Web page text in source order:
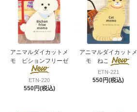
アニマルダイカットメ
モ ビションフリーゼ
ETN-220
550円(税込)
アニマルダイカットメ
モ ねこ
ETN-221
550円(税込)